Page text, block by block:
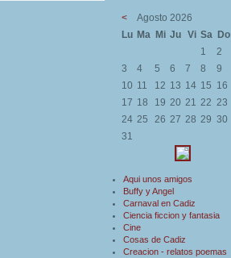
<
Agosto 2026
Lu Ma Mi Ju Vi Sa Do
1
2
3
4 5 6 7 8
9
10 11 12 13 14 15 16
17 18 19 20 21 22 23
24 25 26 27 28 29 30
31
Aqui unos amigos
Buffy y Angel
Carnaval en Cadiz
Ciencia ficcion y fantasia
Cine
Cosas de Cadiz
Creacion - relatos poemas